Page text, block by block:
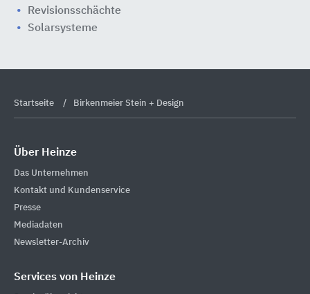
Revisionsschächte
Solarsysteme
Startseite Birkenmeier Stein + Design
Über Heinze
Das Unternehmen
Kontakt und Kundenservice
Presse
Mediadaten
Newsletter-Archiv
Services von Heinze